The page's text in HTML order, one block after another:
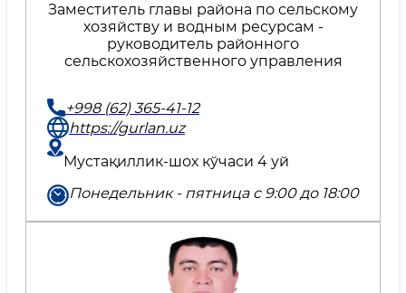
Заместитель главы района по сельскому
хозяйству и водным ресурсам -
руководитель районного
сельскохозяйственного управления
+998 (62) 365-41-12
https://gurlan.uz
Мустақиллик-шох кўчаси 4 уй
Понедельник - пятница с 9:00 до 18:00